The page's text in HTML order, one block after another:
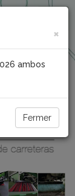
×
ambos
Fermer